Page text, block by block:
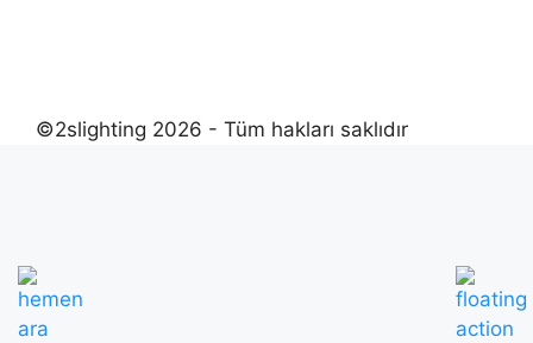
©2slighting 2026 - Tüm hakları saklıdır